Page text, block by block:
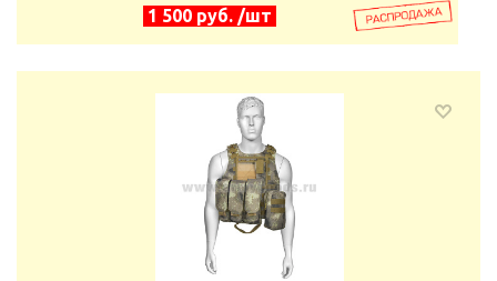
1 500 руб. /шт